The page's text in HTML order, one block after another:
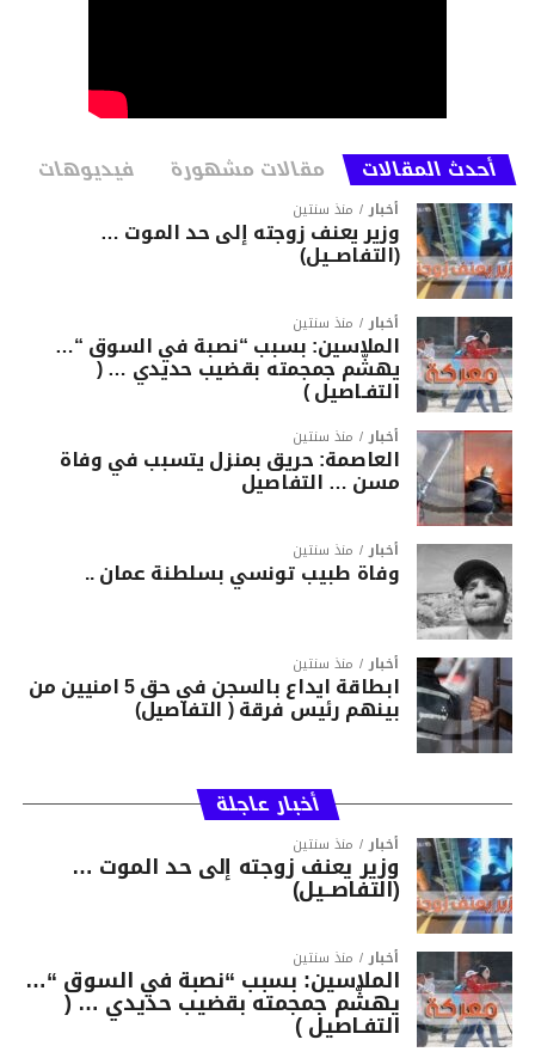
أحدث المقالات مقالات مشهورة فيديوهات
أخبار منذ سنتين
وزير يعنف زوجته إلى حد الموت …
(التفاصــيل)
أخبار منذ سنتين
الملاسين: بسبب “نصبة في السوق “…
يهشّم جمجمته بقضيب حديدي … (
التفـاصيل )
أخبار منذ سنتين
العاصمة: حريق بمنزل يتسبب في وفاة
مسن … التفاصيل
أخبار منذ سنتين
وفاة طبيب تونسي بسلطنة عمان ..
أخبار منذ سنتين
ابطاقة ايداع بالسجن في حق 5 امنيين من
بينهم رئيس فرقة ( التفاصيل)
أخبار عاجلة
أخبار منذ سنتين
وزير يعنف زوجته إلى حد الموت …
(التفاصــيل)
أخبار منذ سنتين
الملاسين: بسبب “نصبة في السوق “…
يهشّم جمجمته بقضيب حديدي … (
التفـاصيل )